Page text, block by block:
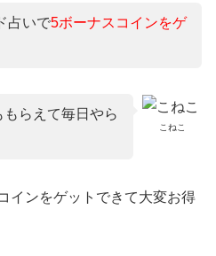
占いで5ボーナスコインをゲ
こねこ
らえて毎日やら
インをゲットできて大変お得